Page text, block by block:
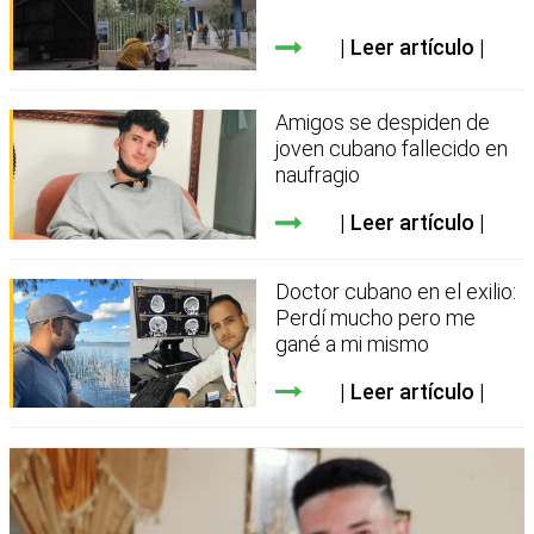
Leer artículo
Amigos se despiden de
joven cubano fallecido en
naufragio
Leer artículo
Doctor cubano en el exilio:
Perdí mucho pero me
gané a mi mismo
Leer artículo